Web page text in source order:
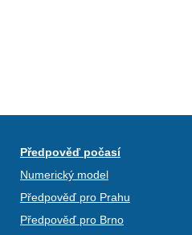
Předpověď počasí
Numerický model
Předpověď pro Prahu
Předpověď pro Brno